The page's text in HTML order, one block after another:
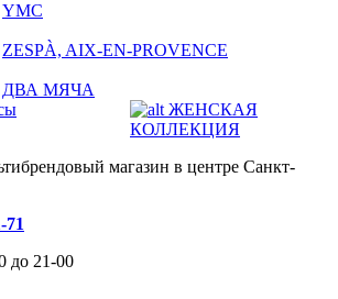
YMC
ZESPÀ, AIX-EN-PROVENCE
ДВА МЯЧА
ЖЕНСКАЯ
КОЛЛЕКЦИЯ
магазин в центре Санкт-
71
до 21-00